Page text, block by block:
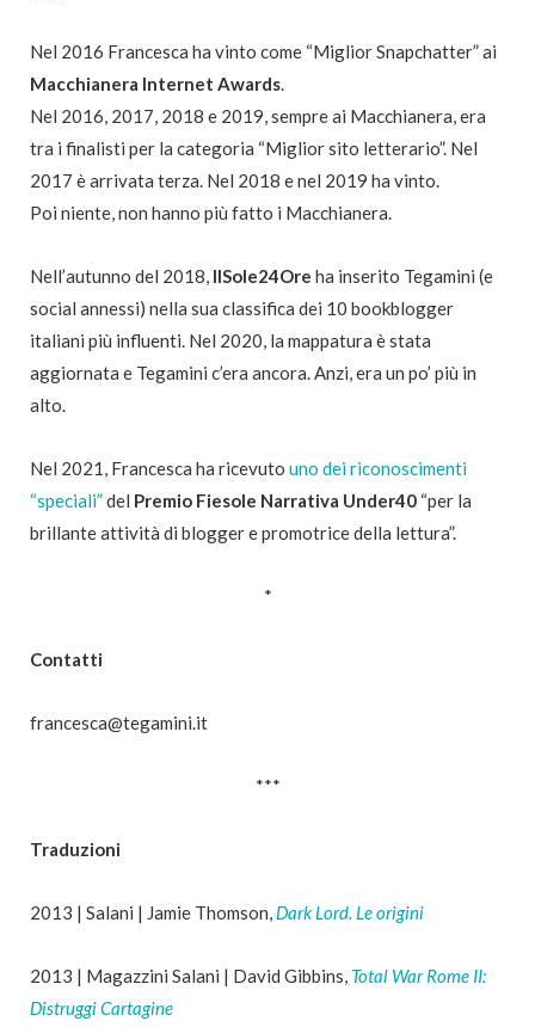
Nel 2016 Francesca ha vinto come “Miglior Snapchatter” ai
Macchianera Internet Awards.
Nel 2016, 2017, 2018 e 2019, sempre ai Macchianera, era
tra i finalisti per la categoria “Miglior sito letterario”. Nel
2017 è arrivata terza. Nel 2018 e nel 2019 ha vinto.
Poi niente, non hanno più fatto i Macchianera.
Nell’autunno del 2018, IlSole24Ore ha inserito Tegamini (e
social annessi) nella sua classifica dei 10 bookblogger
italiani più influenti. Nel 2020, la mappatura è stata
aggiornata e Tegamini c’era ancora. Anzi, era un po’ più in
alto.
Nel 2021, Francesca ha ricevuto uno dei riconoscimenti
“speciali”del Premio Fiesole Narrativa Under40 “per la
brillante attività di blogger e promotrice della lettura”.
*
Contatti
francesca@tegamini.it
***
Traduzioni
2013 | Salani | Jamie Thomson, Dark Lord. Le origini
2013 | Magazzini Salani | David Gibbins, Total War Rome II:
Distruggi Cartagine